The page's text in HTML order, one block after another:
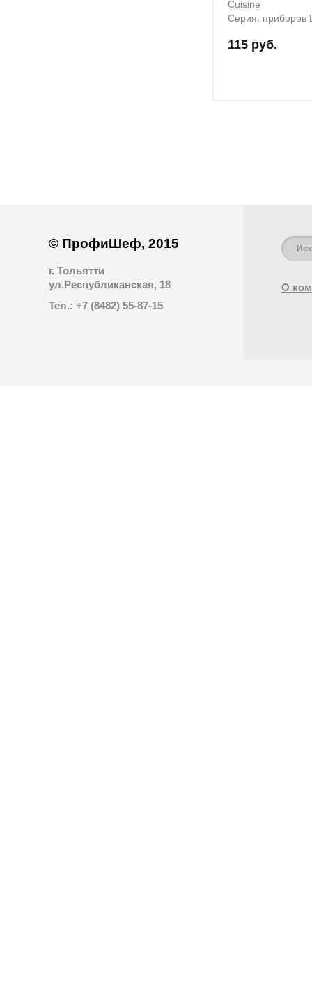
Cuisine
Серия: приборов
115 руб.
© ПрофиШеф, 2015
г. Тольятти
ул.Республиканская, 18
Тел.: +7 (8482) 55-87-15
О